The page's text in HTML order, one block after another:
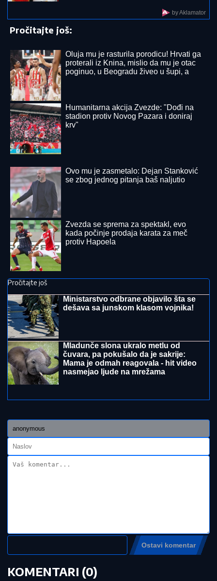
hoćete" Ispovest majke muzičara
Dejana Mitrovića ledi krv u žilama
Šokiraćete se kada vidite kolika je
carina na paket od 1.830 dinara
OVO JE TRAGIČNA PRIČA KOJA SE KRIJE IZA
PESME "IVANOVA KORITA"
IZMENU teksta: "Ti stihovi su naknadno dopisani"
BOJANA LAZIĆ POKAZALA MAJKU
Sa njom uživa na letovanju: Doručak U
BAZENU, a tek da vidite voditeljku u
bikiniju (FOTO)
Haos na crnogorskom primorju! Terza
tužbama: "Pretila mi je, pokazao sam
joj dokaze" (VIDEO)
(FOTO) BALONI, CVEĆE I PRELEPA DEKORACIJA
Dea Đurđević preuredila stan za dolazak naslednice,
sve u znaku male Iris: "Dobrodošla, ljubavi"
TOPI SRCAPevačica (41) se udala za
5 godina mlađeg kolegu, pa objavila
koštala ta veza"
by Aklamator
Pročitajte još: